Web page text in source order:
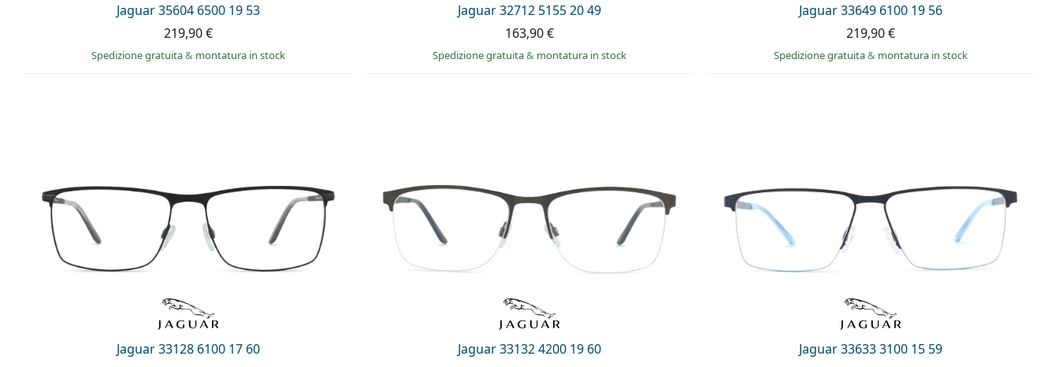
Jaguar 35604 6500 19 53
219,90 €
Spedizione gratuita& montatura in stock
Jaguar 32712 5155 20 49
163,90 €
Spedizione gratuita& montatura in stock
Jaguar 33649 6100 19 56
219,90 €
Spedizione gratuita& montatura in stock
Jaguar 33128 6100 17 60
Jaguar 33132 4200 19 60
Jaguar 33633 3100 15 59